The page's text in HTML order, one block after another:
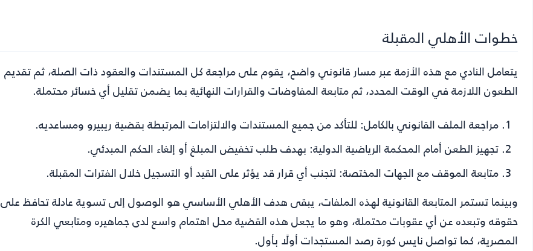
خطوات الأهلي المقبلة
يتعامل النادي مع هذه الأزمة عبر مسار قانوني واضح، يقوم على مراجعة كل المستندات والعقود ذات الصلة، ثم تقديم
الطعون اللازمة في الوقت المحدد، ثم متابعة المفاوضات والقرارات النهائية بما يضمن تقليل أي خسائر محتملة.
مراجعة الملف القانوني بالكامل: للتأكد من جميع المستندات والالتزامات المرتبطة بقضية ريبيرو ومساعديه.
تجهيز الطعن أمام المحكمة الرياضية الدولية: بهدف طلب تخفيض المبلغ أو إلغاء الحكم المبدئي.
متابعة الموقف مع الجهات المختصة: لتجنب أي قرار قد يؤثر على القيد أو التسجيل خلال الفترات المقبلة.
وبينما تستمر المتابعة القانونية لهذه الملفات، يبقى هدف الأهلي الأساسي هو الوصول إلى تسوية عادلة تحافظ على
حقوقه وتبعده عن أي عقوبات محتملة، وهو ما يجعل هذه القضية محل اهتمام واسع لدى جماهيره ومتابعي الكرة
المصرية، كما تواصلنايس كورةرصد المستجدات أولًا بأول.